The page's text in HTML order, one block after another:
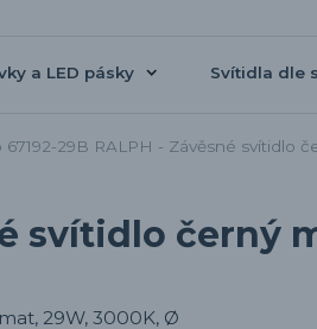
a LED pásky Svítidla dle
67192-29B RALPH - Závěsné svítidlo
svítidlo černý